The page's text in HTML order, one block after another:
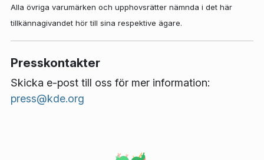
Alla övriga varumärken och upphovsrätter nämnda i det här
tillkännagivandet hör till sina respektive ägare.
Presskontakter
Skicka e-post till oss för mer information:
press@kde.org